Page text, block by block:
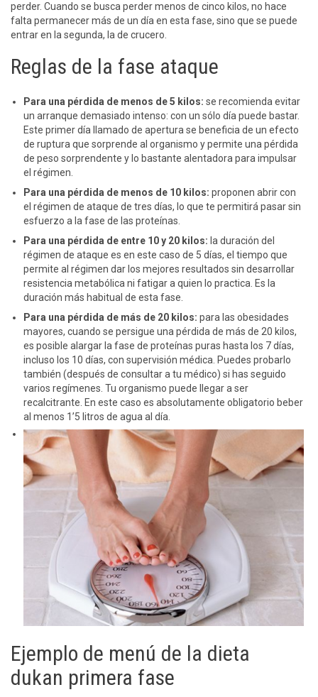
perder. Cuando se busca perder menos de cinco kilos, no hace
falta permanecer más de un día en esta fase, sino que se puede
entrar en la segunda, la de crucero.
Reglas de la fase ataque
Para una pérdida de menos de 5 kilos: se recomienda evitar
un arranque demasiado intenso: con un sólo día puede bastar.
Este primer día llamado de apertura se beneficia de un efecto
de ruptura que sorprende al organismo y permite una pérdida
de peso sorprendente y lo bastante alentadora para impulsar
el régimen.
Para una pérdida de menos de 10 kilos: proponen abrir con
el régimen de ataque de tres días, lo que te permitirá pasar sin
esfuerzo a la fase de las proteínas.
Para una pérdida de entre 10 y 20 kilos: la duración del
régimen de ataque es en este caso de 5 días, el tiempo que
permite al régimen dar los mejores resultados sin desarrollar
resistencia metabólica ni fatigar a quien lo practica. Es la
duración más habitual de esta fase.
Para una pérdida de más de 20 kilos: para las obesidades
mayores, cuando se persigue una pérdida de más de 20 kilos,
es posible alargar la fase de proteínas puras hasta los 7 días,
incluso los 10 días, con supervisión médica. Puedes probarlo
también (después de consultar a tu médico) si has seguido
varios regímenes. Tu organismo puede llegar a ser
recalcitrante. En este caso es absolutamente obligatorio beber
al menos 1’5 litros de agua al día.
Ejemplo de menú de la dieta
dukan primera fase